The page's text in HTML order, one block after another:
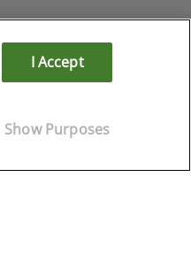
I Accept
Show Purposes